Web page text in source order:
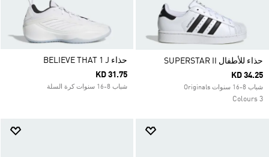
حذاء للأطفال SUPERSTAR II
KD 34.25
شباب 8-16 سنوات Originals
3 Colours
حذاء BELIEVE THAT 1 J
KD 31.75
شباب 8-16 سنوات كرة السلة